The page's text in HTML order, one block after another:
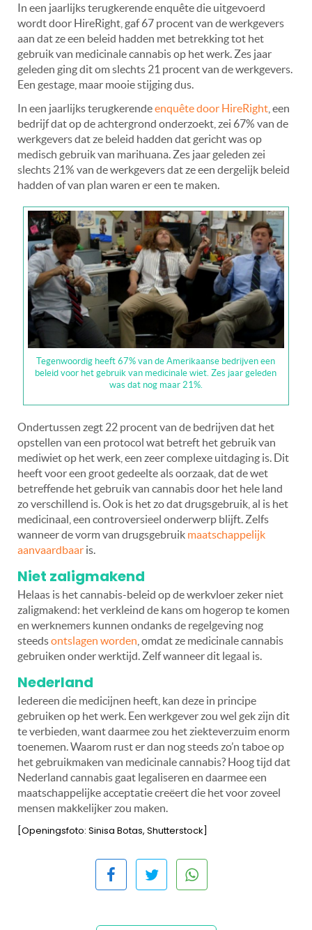
In een jaarlijks terugkerende enquête die uitgevoerd
wordt door HireRight, gaf 67 procent van de werkgevers
aan dat ze een beleid hadden met betrekking tot het
gebruik van medicinale cannabis op het werk. Zes jaar
geleden ging dit om slechts 21 procent van de werkgevers.
Een gestage, maar mooie stijging dus.
In een jaarlijks terugkerendeenquête door HireRight , een
bedrijf dat op de achtergrond onderzoekt, zei 67% van de
werkgevers dat ze beleid hadden dat gericht was op
medisch gebruik van marihuana. Zes jaar geleden zei
slechts 21% van de werkgevers dat ze een dergelijk beleid
hadden of van plan waren er een te maken.
Tegenwoordig heeft 67% van de Amerikaanse bedrijven een
beleid voor het gebruik van medicinale wiet. Zes jaar geleden
was dat nog maar 21%.
Ondertussen zegt 22 procent van de bedrijven dat het
opstellen van een protocol wat betreft het gebruik van
mediwiet op het werk, een zeer complexe uitdaging is. Dit
heeft voor een groot gedeelte als oorzaak, dat de wet
betreffende het gebruik van cannabis door het hele land
zo verschillend is. Ook is het zo dat drugsgebruik, al is het
medicinaal, een controversieel onderwerp blijft. Zelfs
wanneer de vorm van drugsgebruik maatschappelijk
aanvaardbaar is.
Niet zaligmakend
Helaas is het cannabis-beleid op de werkvloer zeker niet
zaligmakend: het verkleind de kans om hogerop te komen
en werknemers kunnen ondanks de regelgeving nog
steedsontslagen worden , omdat ze medicinale cannabis
gebruiken onder werktijd. Zelf wanneer dit legaal is.
Nederland
Iedereen die medicijnen heeft, kan deze in principe
gebruiken op het werk. Een werkgever zou wel gek zijn dit
te verbieden, want daarmee zou het ziekteverzuim enorm
toenemen. Waarom rust er dan nog steeds zo’n taboe op
het gebruikmaken van medicinale cannabis? Hoog tijd dat
Nederland cannabis gaat legaliseren en daarmee een
maatschappelijke acceptatie creëert die het voor zoveel
mensen makkelijker zou maken.
[Openingsfoto: Sinisa Botas, Shutterstock]